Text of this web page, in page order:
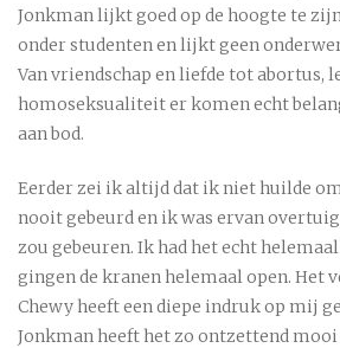
Jonkman lijkt goed op de hoogte te
onder studenten en lijkt geen
Van vriendschap en liefde tot abortus,
homoseksualiteit er komen echt
aan bod.
Eerder zei ik altijd dat ik niet huilde
nooit gebeurd en ik was ervan
zou gebeuren. Ik had het echt
gingen de kranen helemaal open. Het
Chewy heeft een diepe indruk op mij
Jonkman heeft het zo ontzettend